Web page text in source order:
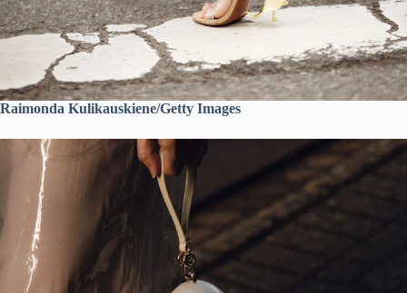
Raimonda Kulikauskiene/Getty Images